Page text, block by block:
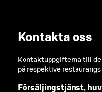
Kontakta oss
Kontaktuppgifterna till
på respektive restaurangs
Försäljingstjänst,